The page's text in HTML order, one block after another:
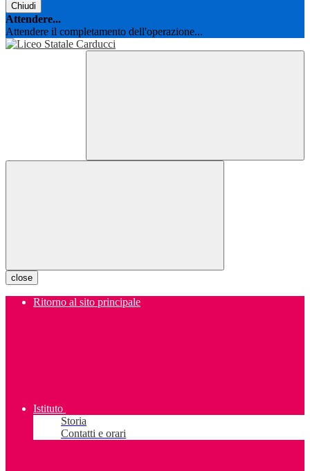
Chiudi
Attendere...
Attendere il completamento dell'operazione...
close
Ritorno al sito principale
Istituto
Storia
Contatti e orari